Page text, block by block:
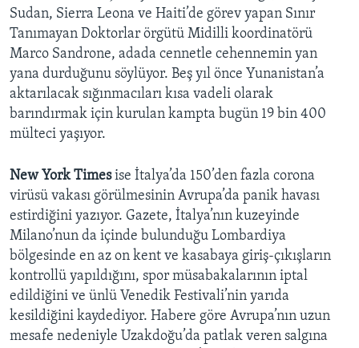
Sudan, Sierra Leona ve Haiti’de görev yapan Sınır
Tanımayan Doktorlar örgütü Midilli koordinatörü
Marco Sandrone, adada cennetle cehennemin yan
yana durduğunu söylüyor. Beş yıl önce Yunanistan’a
aktarılacak sığınmacıları kısa vadeli olarak
barındırmak için kurulan kampta bugün 19 bin 400
mülteci yaşıyor.
New York Timesise İtalya’da 150’den fazla corona
virüsü vakası görülmesinin Avrupa’da panik havası
estirdiğini yazıyor. Gazete, İtalya’nın kuzeyinde
Milano’nun da içinde bulunduğu Lombardiya
bölgesinde en az on kent ve kasabaya giriş-çıkışların
kontrollü yapıldığını, spor müsabakalarının iptal
edildiğini ve ünlü Venedik Festivali’nin yarıda
kesildiğini kaydediyor. Habere göre Avrupa’nın uzun
mesafe nedeniyle Uzakdoğu’da patlak veren salgına